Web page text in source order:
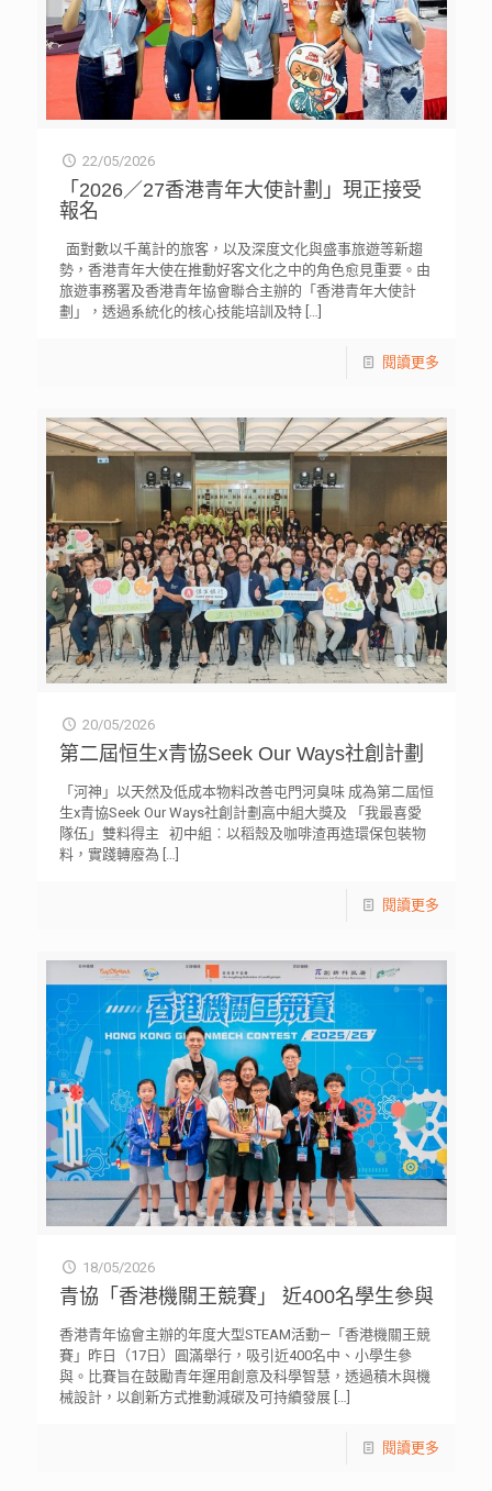
22/05/2026
「2026／27香港青年大使計劃」現正接受
報名
面對數以千萬計的旅客，以及深度文化與盛事旅遊等新趨
勢，香港青年大使在推動好客文化之中的角色愈見重要。由
旅遊事務署及香港青年協會聯合主辦的「香港青年大使計
劃」，透過系統化的核心技能培訓及特[…]
閱讀更多
20/05/2026
第二屆恒生x青協Seek Our Ways社創計劃
「河神」以天然及低成本物料改善屯門河臭味 成為第二屆恒
生x青協Seek Our Ways社創計劃高中組大獎及 「我最喜愛
隊伍」雙料得主 初中組︰以稻殼及咖啡渣再造環保包裝物
料，實踐轉廢為 […]
閱讀更多
18/05/2026
青協「香港機關王競賽」 近400名學生參與
香港青年協會主辦的年度大型STEAM活動—「香港機關王競
賽」昨日（17日）圓滿舉行，吸引近400名中、小學生參
與。比賽旨在鼓勵青年運用創意及科學智慧，透過積木與機
械設計，以創新方式推動減碳及可持續發展[…]
閱讀更多